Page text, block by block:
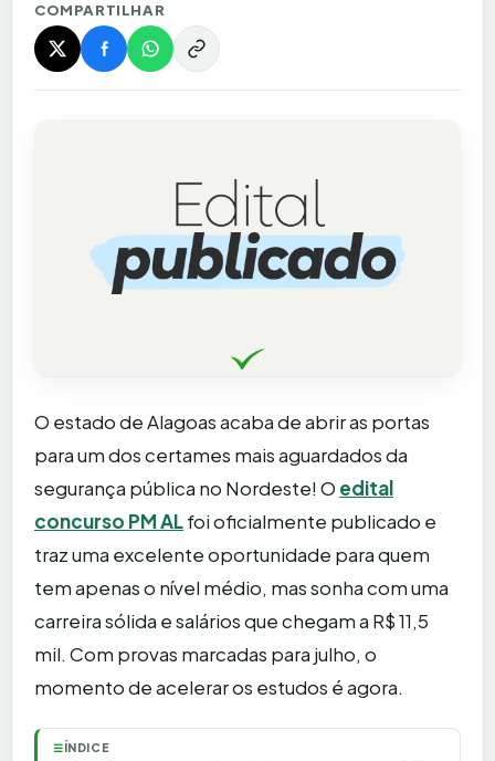
COMPARTILHAR
O estado de Alagoas acaba de abrir as portas
para um dos certames mais aguardados da
segurança pública no Nordeste! O edital
concurso PM ALfoi oficialmente publicado e
traz uma excelente oportunidade para quem
tem apenas o nível médio, mas sonha com uma
carreira sólida e salários que chegam a R$ 11,5
mil. Com provas marcadas para julho, o
momento de acelerar os estudos é agora.
☰ÍNDICE